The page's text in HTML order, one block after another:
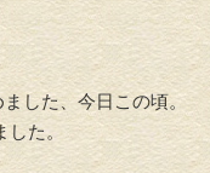
した、今日この頃。
た。